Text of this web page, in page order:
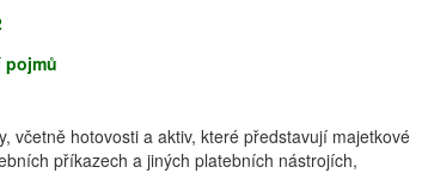
pojmů
včetně hotovosti a aktiv, které představují majetkové
příkazech a jiných platebních nástrojích,